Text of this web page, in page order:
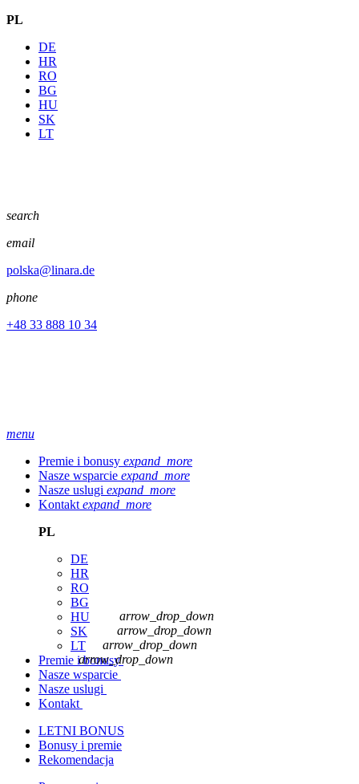
PL
DE
HR
RO
BG
HU
SK
LT
search
email
polska@linara.de
phone
+48 33 888 10 34
menu
Premie i bonusy expand_more
Nasze wsparcie expand_more
Nasze uslugi expand_more
Kontakt expand_more
PL
DE
HR
RO
BG
HU
SK
LT
Premie i bonusy
arrow_drop_down
Nasze wsparcie
arrow_drop_down
Nasze uslugi
arrow_drop_down
Kontakt
arrow_drop_down
LETNI BONUS
Bonusy i premie
Rekomendacja